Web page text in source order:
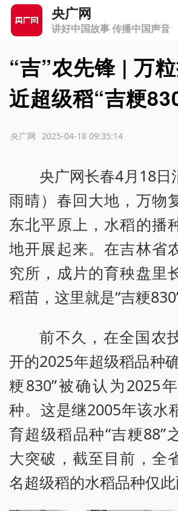
央广网
讲好中国故事 传播中国声音
“吉”农先锋 | 万
近超级稻“吉粳
2025-04-18 09:35:14
央广网
央广网长春4月18日
雨晴）春回大地，万物
东北平原上，水稻的播
地开展起来。在吉林省
究所，成片的育秧盘里
稻苗，这里就是“吉粳
前不久，在全国农
开的2025年超级稻品种
粳830”被确认为2025
种。这是继2005年该水
育超级稻品种“吉粳88”
大突破，截至目前，全
名超级稻的水稻品种仅此